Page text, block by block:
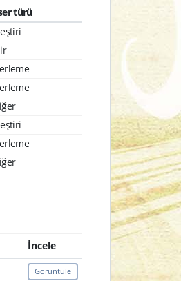
türü
İncele
Görüntüle